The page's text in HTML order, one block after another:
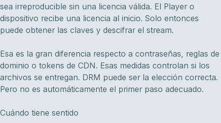
sea irreproducible sin una licencia válida. El Player o
dispositivo recibe una licencia al inicio. Solo entonces
puede obtener las claves y descifrar el stream.
Esa es la gran diferencia respecto a contraseñas, reglas de
dominio o tokens de CDN. Esas medidas controlan si los
archivos se entregan. DRM puede ser la elección correcta.
Pero no es automáticamente el primer paso adecuado.
Cuándo tiene sentido